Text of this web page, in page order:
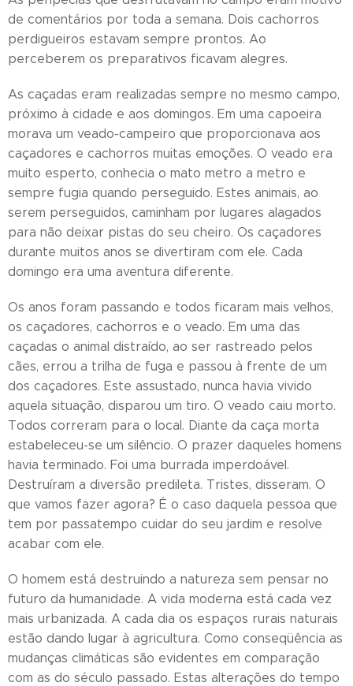
de comentários por toda a semana. Dois cachorros
perdigueiros estavam sempre prontos. Ao
perceberem os preparativos ficavam alegres.
As caçadas eram realizadas sempre no mesmo campo,
próximo à cidade e aos domingos. Em uma capoeira
morava um veado-campeiro que proporcionava aos
caçadores e cachorros muitas emoções. O veado era
muito esperto, conhecia o mato metro a metro e
sempre fugia quando perseguido. Estes animais, ao
serem perseguidos, caminham por lugares alagados
para não deixar pistas do seu cheiro. Os caçadores
durante muitos anos se divertiram com ele. Cada
domingo era uma aventura diferente.
Os anos foram passando e todos ficaram mais velhos,
os caçadores, cachorros e o veado. Em uma das
caçadas o animal distraído, ao ser rastreado pelos
cães, errou a trilha de fuga e passou à frente de um
dos caçadores. Este assustado, nunca havia vivido
aquela situação, disparou um tiro. O veado caiu morto.
Todos correram para o local. Diante da caça morta
estabeleceu-se um silêncio. O prazer daqueles homens
havia terminado. Foi uma burrada imperdoável.
Destruíram a diversão predileta. Tristes, disseram. O
que vamos fazer agora? É o caso daquela pessoa que
tem por passatempo cuidar do seu jardim e resolve
acabar com ele.
O homem está destruindo a natureza sem pensar no
futuro da humanidade. A vida moderna está cada vez
mais urbanizada. A cada dia os espaços rurais naturais
estão dando lugar à agricultura. Como conseqüência as
mudanças climáticas são evidentes em comparação
com as do século passado. Estas alterações do tempo